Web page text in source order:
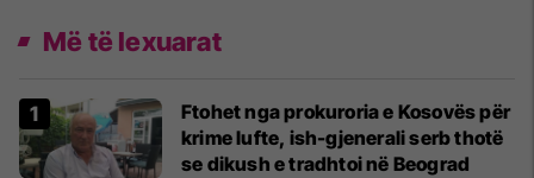
Më të lexuarat
Ftohet nga prokuroria e Kosovës për
krime lufte, ish-gjenerali serb thotë
se dikush e tradhtoi në Beograd